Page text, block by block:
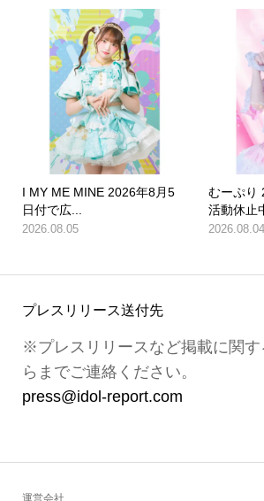
I MY ME MINE 2026年8月5
日付で広...
2026.08.05
むーぷり
活動休止
2026.08.04
プレスリリース送付先
※プレスリリースなど掲載に関す
らまでご連絡ください。
press@idol-report.com